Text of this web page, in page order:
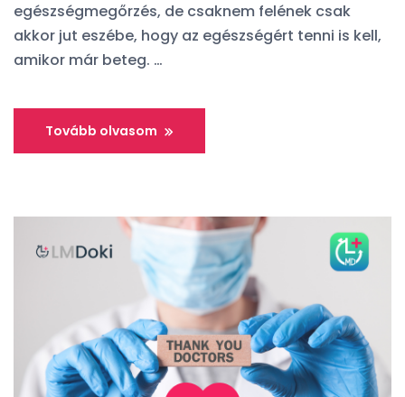
egészségmegőrzés, de csaknem felének csak
akkor jut eszébe, hogy az egészségért tenni is kell,
amikor már beteg. …
Tovább olvasom